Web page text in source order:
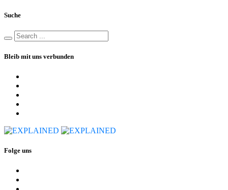
Suche
Bleib mit uns verbunden
Folge uns